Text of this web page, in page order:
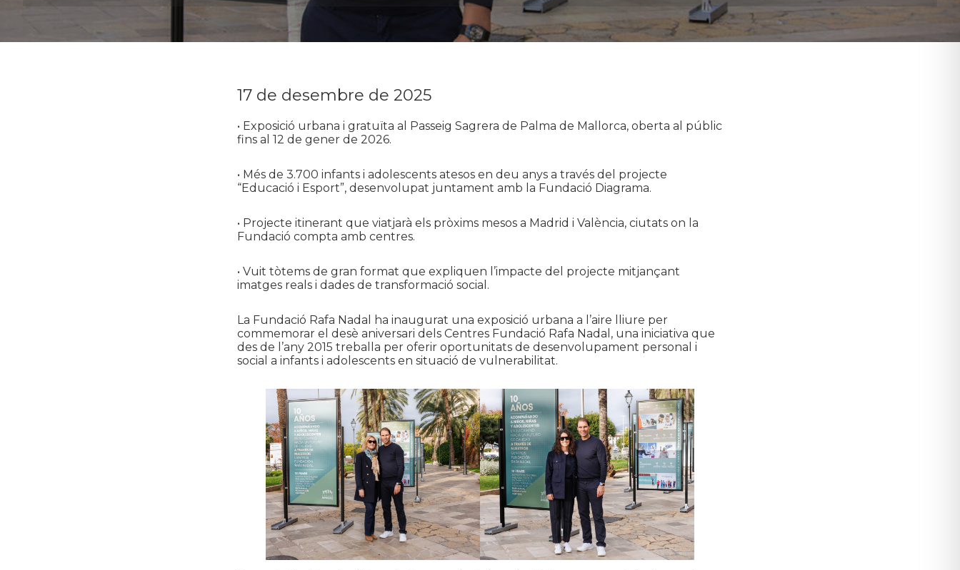
17 de desembre de 2025
• Exposició urbana i gratuïta al Passeig Sagrera de Palma de Mallorca, oberta al públic
fins al 12 de gener de 2026.
• Més de 3.700 infants i adolescents atesos en deu anys a través del projecte
“Educació i Esport”, desenvolupat juntament amb la Fundació Diagrama.
• Projecte itinerant que viatjarà els pròxims mesos a Madrid i València, ciutats on la
Fundació compta amb centres.
• Vuit tòtems de gran format que expliquen l’impacte del projecte mitjançant
imatges reals i dades de transformació social.
La Fundació Rafa Nadal ha inaugurat una exposició urbana a l’aire lliure per
commemorar el desè aniversari dels Centres Fundació Rafa Nadal, una iniciativa que
des de l’any 2015 treballa per oferir oportunitats de desenvolupament personal i
social a infants i adolescents en situació de vulnerabilitat.